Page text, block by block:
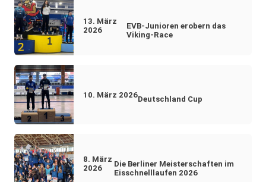
13. März
2026
EVB-Junioren erobern das
Viking-Race
10. März 2026Deutschland Cup
8. März
2026
Die Berliner Meisterschaften im
Eisschnelllaufen 2026